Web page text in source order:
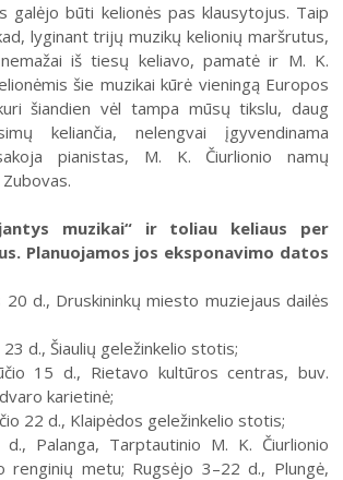
galėjo būti kelionės pas klausytojus. Taip
lyginant trijų muzikų kelionių maršrutus,
iš tiesų keliavo, pamatė ir M. K.
šie muzikai kūrė vieningą Europos
šiandien vėl tampa mūsų tikslu, daug
keliančia, nelengvai įgyvendinama
pianistas, M. K. Čiurlionio namų
muzikai“ ir toliau keliaus per
Planuojamos jos eksponavimo datos
20 d., Druskininkų miesto muziejaus dailės
d., Šiaulių geležinkelio stotis;
15 d., Rietavo kultūros centras, buv.
karietinė;
22 d., Klaipėdos geležinkelio stotis;
d., Palanga, Tarptautinio M. K. Čiurlionio
renginių metu; Rugsėjo 3–22 d., Plungė,